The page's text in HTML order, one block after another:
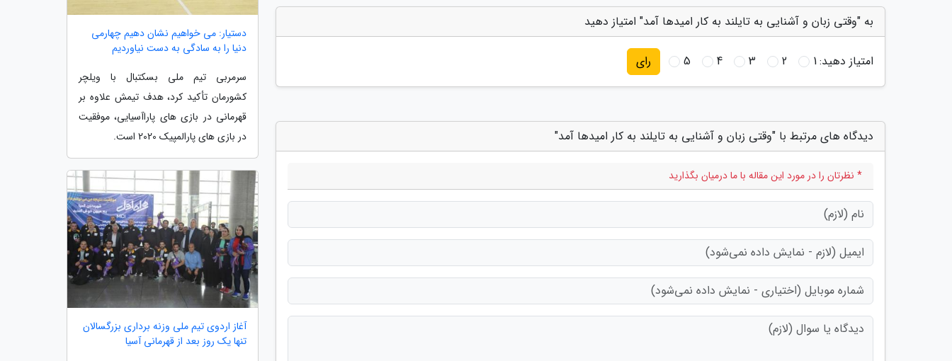
به "وقتی زبان و آشنایی به تایلند به کار امیدها آمد" امتیاز دهید
امتیاز دهید:1
2
3
4
5 رای
دیدگاه های مرتبط با "وقتی زبان و آشنایی به تایلند به کار امیدها آمد"
* نظرتان را در مورد این مقاله با ما درمیان بگذارید
دستیار: می خواهیم نشان دهیم چهارمی
دنیا را به سادگی به دست نیاوردیم
سرمربی تیم ملی بسکتبال با ویلچر
کشورمان تأکید کرد، هدف تیمش علاوه بر
قهرمانی در بازی های پاراآسیایی، موفقیت
در بازی های پارالمپیک 2020 است.
آغاز اردوی تیم ملی وزنه برداری بزرگسالان
تنها یک روز بعد از قهرمانی آسیا